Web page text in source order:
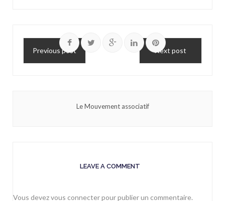
Previous post Next post
Le Mouvement associatif
LEAVE A COMMENT
Vous devezvous connecterpour publier un commentaire.